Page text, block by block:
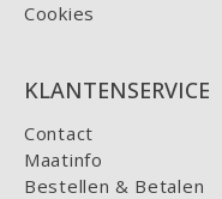
Cookies
KLANTENSERVICE
Contact
Maatinfo
Bestellen & Betalen